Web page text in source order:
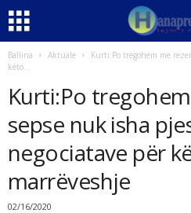
Ballina Aktuale
Kurti:Po tregohem me
këto...
Kurti:Po
sepse nuk isha
negociatave për
marrëveshje
02/16/2020